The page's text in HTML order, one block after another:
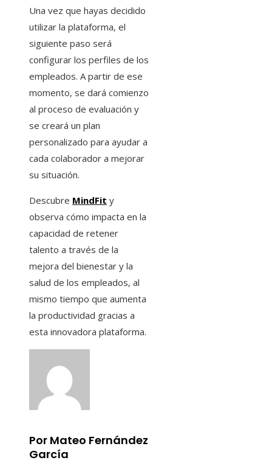
Una vez que hayas decidido
utilizar la plataforma, el
siguiente paso será
configurar los perfiles de los
empleados. A partir de ese
momento, se dará comienzo
al proceso de evaluación y
se creará un plan
personalizado para ayudar a
cada colaborador a mejorar
su situación.
Descubre MindFit y
observa cómo impacta en la
capacidad de retener
talento a través de la
mejora del bienestar y la
salud de los empleados, al
mismo tiempo que aumenta
la productividad gracias a
esta innovadora plataforma.
Por Mateo Fernández
García